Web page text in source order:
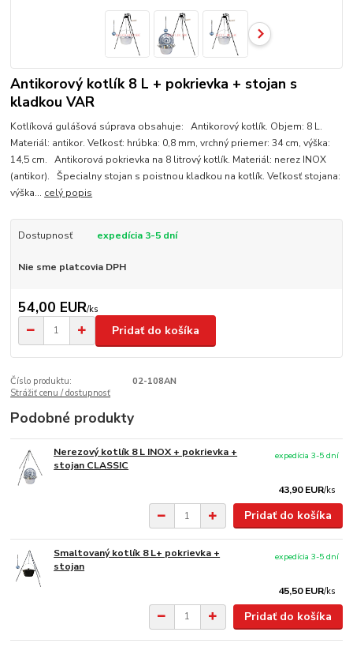
Antikorový kotlík 8 L + pokrievka + stojan s
kladkou VAR
Kotlíková gulášová súprava obsahuje: Antikorový kotlík. Objem: 8 L.
Materiál: antikor. Veľkosť: hrúbka: 0,8 mm, vrchný priemer: 34 cm, výška:
14,5 cm. Antikorová pokrievka na 8 litrový kotlík. Materiál: nerez INOX
(antikor). Špecialny stojan s poistnou kladkou na kotlík. Veľkosť stojana:
výška... celý popis
Dostupnosť expedícia 3-5 dní
Nie sme platcovia DPH
54,00 EUR/ks
Pridať do košíka
Číslo produktu:
02-108AN
Strážiť cenu / dostupnosť
Podobné produkty
Nerezový kotlík 8 L INOX + pokrievka +
stojan CLASSIC
43,90 EUR/ks
expedícia 3-5 dní
Pridať do košíka
Smaltovaný kotlík 8 L+ pokrievka +
stojan
45,50 EUR/ks
expedícia 3-5 dní
Pridať do košíka